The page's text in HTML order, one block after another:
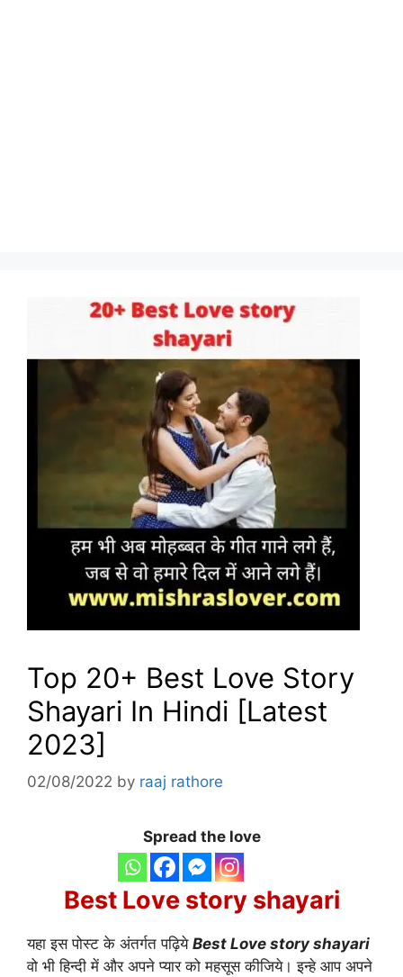
Top 20+ Best Love Story
Shayari In Hindi [Latest
2023]
02/08/2022 by raaj rathore
Spread the love
Best Love story shayari
यहा इस पोस्ट के अंतर्गत पढ़िये Best Love story shayari
वो भी हिन्दी में और अपने प्यार को महसूस कीजिये। इन्हे आप अपने